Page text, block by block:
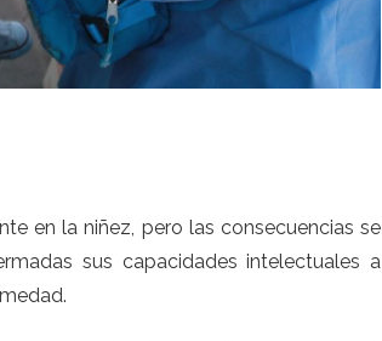
en la niñez, pero las consecuencias se
sus capacidades intelectuales a